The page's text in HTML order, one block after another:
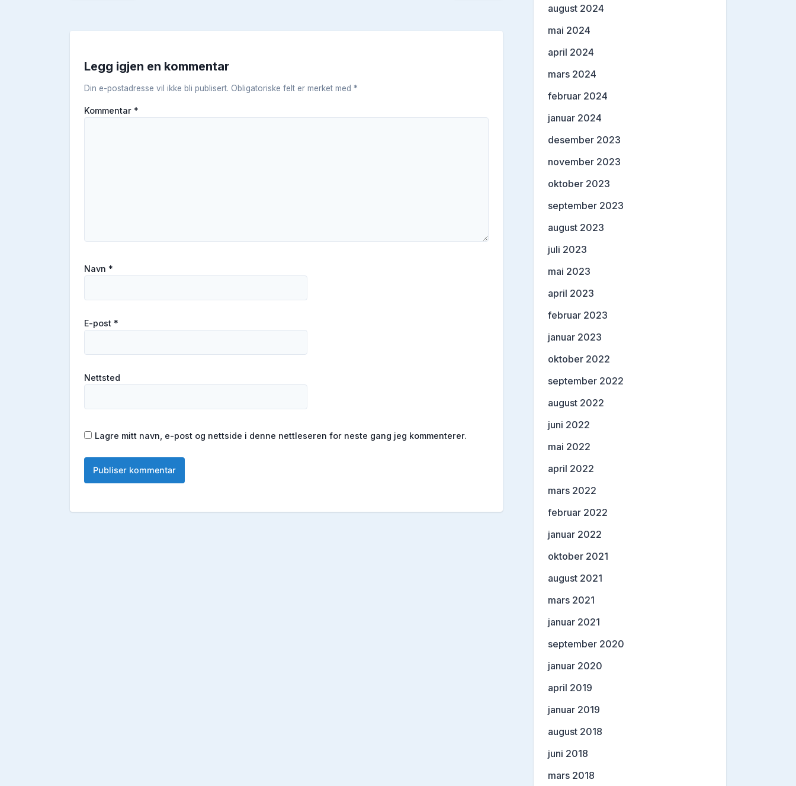
Legg igjen en kommentar
Din e-postadresse vil ikke bli publisert. Obligatoriske felt er merket med *
Kommentar *
Navn *
E-post *
Nettsted
Lagre mitt navn, e-post og nettside i denne nettleseren for neste gang jeg kommenterer.
august 2024
mai 2024
april 2024
mars 2024
februar 2024
januar 2024
desember 2023
november 2023
oktober 2023
september 2023
august 2023
juli 2023
mai 2023
april 2023
februar 2023
januar 2023
oktober 2022
september 2022
august 2022
juni 2022
mai 2022
april 2022
mars 2022
februar 2022
januar 2022
oktober 2021
august 2021
mars 2021
januar 2021
september 2020
januar 2020
april 2019
januar 2019
august 2018
juni 2018
mars 2018